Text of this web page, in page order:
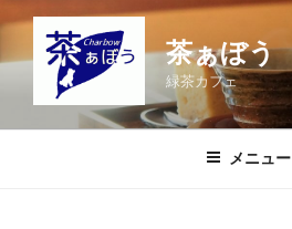
テ
茶ぁぼう
緑茶カフェ
メニュー